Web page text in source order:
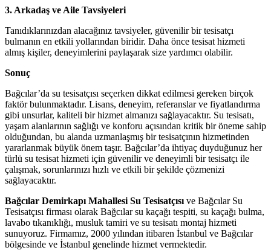
3. Arkadaş ve Aile Tavsiyeleri
Tanıdıklarınızdan alacağınız tavsiyeler, güvenilir bir tesisatçı
bulmanın en etkili yollarından biridir. Daha önce tesisat hizmeti
almış kişiler, deneyimlerini paylaşarak size yardımcı olabilir.
Sonuç
Bağcılar’da su tesisatçısı seçerken dikkat edilmesi gereken birçok
faktör bulunmaktadır. Lisans, deneyim, referanslar ve fiyatlandırma
gibi unsurlar, kaliteli bir hizmet almanızı sağlayacaktır. Su tesisatı,
yaşam alanlarının sağlığı ve konforu açısından kritik bir öneme sahip
olduğundan, bu alanda uzmanlaşmış bir tesisatçının hizmetinden
yararlanmak büyük önem taşır. Bağcılar’da ihtiyaç duyduğunuz her
türlü su tesisat hizmeti için güvenilir ve deneyimli bir tesisatçı ile
çalışmak, sorunlarınızı hızlı ve etkili bir şekilde çözmenizi
sağlayacaktır.
Bağcılar Demirkapı Mahallesi Su Tesisatçısı ve Bağcılar Su
Tesisatçısı firması olarak Bağcılar su kaçağı tespiti, su kaçağı bulma,
lavabo tıkanıklığı, musluk tamiri ve su tesisatı montaj hizmeti
sunuyoruz. Firmamız, 2000 yılından itibaren İstanbul ve Bağcılar
bölgesinde ve İstanbul genelinde hizmet vermektedir.